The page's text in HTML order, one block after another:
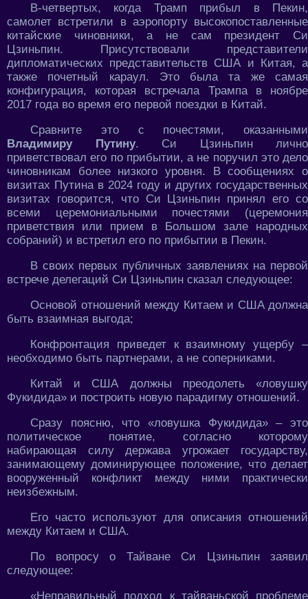
В-четвертых, когда Трамп прибыл в Пекин,
самолет встретили в аэропорту высокопоставленные
китайские чиновники, а не сам президент Си
Цзиньпин. Присутствовали представители
дипломатических представительств США и Китая, а
также почетный караул. Это была та же самая
конфигурация, которая встречала Трампа в ноябре
2017 года во время его первой поездки в Китай.
Сравните это с почестями, оказанными
Владимиру Путину. Си Цзиньпин лично
приветствовал его по прибытии, а не поручил это дело
чиновникам более низкого уровня. В сообщениях о
визитах Путина в 2024 году и других государственных
визитах говорится, что Си Цзиньпин принял его со
всеми церемониальными почестями (церемония
приветствия или прием в Большом зале народных
собраний) и встретил его по прибытии в Пекин.
В своих первых публичных заявлениях на первой
встрече делегаций Си Цзиньпин сказал следующее:
Основой отношений между Китаем и США должна
быть взаимная выгода;
Конфронтация приведет к взаимному ущербу –
необходимо быть партнерами, а не соперниками.
Китай и США должны преодолеть «ловушку
Фукидида» и построить новую парадигму отношений.
Сразу поясню, что «ловушка Фукидида» – это
политическое понятие, согласно которому
набирающая силу держава угрожает государству,
занимающему доминирующее положение, что делает
вооруженный конфликт между ними практически
неизбежным.
Его часто используют для описания отношений
между Китаем и США.
По вопросу о Тайване Си Цзиньпин заявил
следующее:
«Неправильный подход к тайваньской проблеме